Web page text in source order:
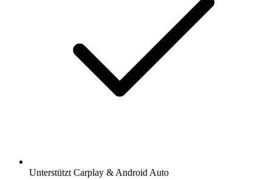
Unterstützt Carplay & Android Auto